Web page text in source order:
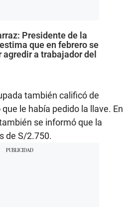
Presidente de la
que en febrero se
a trabajador del
también calificó de
le había pedido la llave. En
se informó que la
de S/2.750.